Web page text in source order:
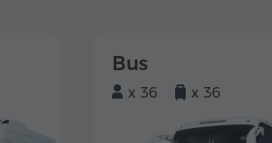
Bus
x 36 x 36